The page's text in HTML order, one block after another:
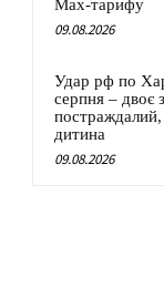
Max-тарифу
09.08.2026
Удар рф по
серпня – двоє
дитина
09.08.2026